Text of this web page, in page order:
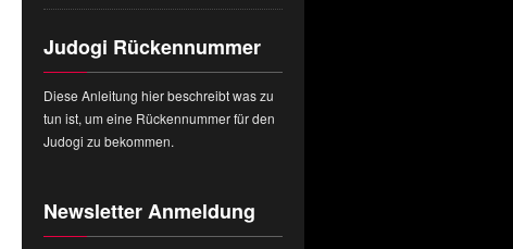
Judogi Rückennummer
Diese Anleitung hier beschreibt was zu
tun ist, um eine Rückennummer für den
Judogi zu bekommen.
Newsletter Anmeldung